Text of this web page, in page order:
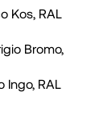
Kos, RAL
Bromo,
Ingo, RAL